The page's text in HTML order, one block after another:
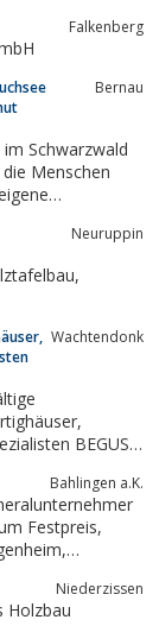
Falkenberg
Bernau
Schwarzwald
Neuruppin­
Wachtendonk
BEGUS
Jahren
Bahlingen a.K.
Festpreis,
Niederzissen
Holzbau